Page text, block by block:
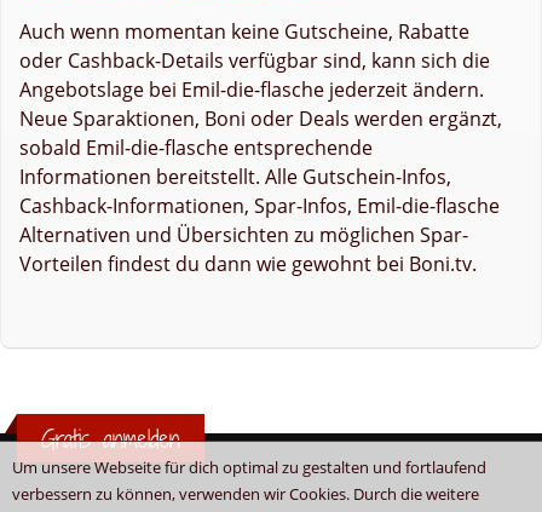
Um unsere Webseite für dich optimal zu gestalten und fortlaufend
verbessern zu können, verwenden wir Cookies. Durch die weitere
Auch wenn momentan keine Gutscheine, Rabatte
oder Cashback-Details verfügbar sind, kann sich die
Angebotslage bei Emil-die-flasche jederzeit ändern.
Neue Sparaktionen, Boni oder Deals werden ergänzt,
sobald Emil-die-flasche entsprechende
Informationen bereitstellt. Alle Gutschein-Infos,
Cashback-Informationen, Spar-Infos, Emil-die-flasche
Alternativen und Übersichten zu möglichen Spar-
Vorteilen findest du dann wie gewohnt bei Boni.tv.
Gratis anmelden